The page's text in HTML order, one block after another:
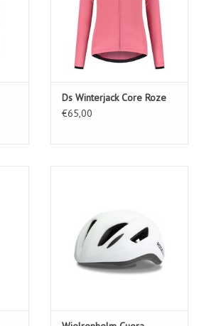
Ds Winterjack Core Roze
€65,00